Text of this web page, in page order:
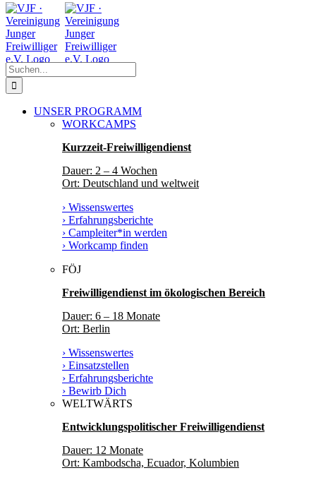
Zum
Inhalt
springen
Facebook
Instagram
YouTube
Suche
nach:
UNSER PROGRAMM
WORKCAMPS
Kurzzeit-Freiwilligendienst
Dauer: 2 – 4 Wochen
Ort: Deutschland und weltweit
› Wissenswertes
› Erfahrungsberichte
› Campleiter*in werden
› Workcamp finden
FÖJ
Freiwilligendienst im ökologischen Bereich
Dauer: 6 – 18 Monate
Ort: Berlin
› Wissenswertes
› Einsatzstellen
› Erfahrungsberichte
› Bewirb Dich
WELTWÄRTS
Entwicklungspolitischer Freiwilligendienst
Dauer: 12 Monate
Ort: Kambodscha, Ecuador, Kolumbien